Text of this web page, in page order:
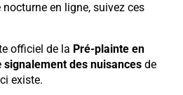
en ligne, suivez ces
officiel de la Pré-plainte en
signalement des nuisances de
existe.